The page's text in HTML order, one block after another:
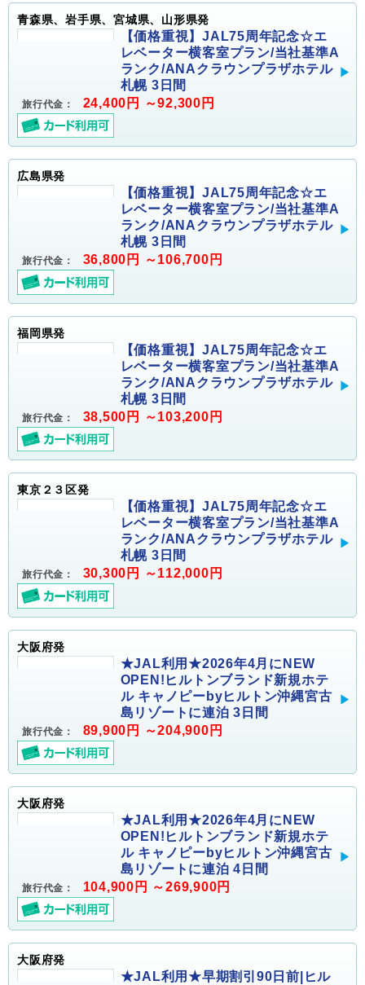
青森県、岩手県、宮城県、山形県発
【価格重視】JAL75周年記念☆エ
レベーター横客室プラン/当社基準A
ランク/ANAクラウンプラザホテル
札幌 3日間
旅行代金： 24,400円 ～92,300円
広島県発
【価格重視】JAL75周年記念☆エ
レベーター横客室プラン/当社基準A
ランク/ANAクラウンプラザホテル
札幌 3日間
旅行代金： 36,800円 ～106,700円
福岡県発
【価格重視】JAL75周年記念☆エ
レベーター横客室プラン/当社基準A
ランク/ANAクラウンプラザホテル
札幌 3日間
旅行代金： 38,500円 ～103,200円
東京２３区発
【価格重視】JAL75周年記念☆エ
レベーター横客室プラン/当社基準A
ランク/ANAクラウンプラザホテル
札幌 3日間
旅行代金： 30,300円 ～112,000円
大阪府発
★JAL利用★2026年4月にNEW
OPEN!ヒルトンブランド新規ホテ
ル キャノピーbyヒルトン沖縄宮古
島リゾートに連泊 3日間
旅行代金： 89,900円 ～204,900円
大阪府発
★JAL利用★2026年4月にNEW
OPEN!ヒルトンブランド新規ホテ
ル キャノピーbyヒルトン沖縄宮古
島リゾートに連泊 4日間
旅行代金： 104,900円 ～269,900円
大阪府発
★JAL利用★早期割引90日前|ヒル